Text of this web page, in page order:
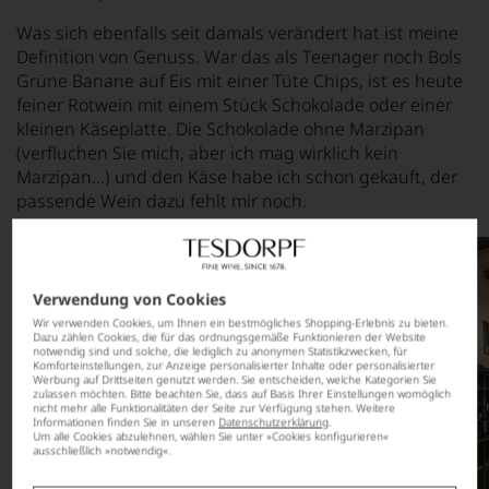
Verwendung von Cookies
Wir verwenden Cookies, um Ihnen ein bestmögliches Shopping-Erlebnis zu bieten.
Dazu zählen Cookies, die für das ordnungsgemäße Funktionieren der Website
notwendig sind und solche, die lediglich zu anonymen Statistikzwecken, für
Komforteinstellungen, zur Anzeige personalisierter Inhalte oder personalisierter
Werbung auf Drittseiten genutzt werden. Sie entscheiden, welche Kategorien Sie
zulassen möchten. Bitte beachten Sie, dass auf Basis Ihrer Einstellungen womöglich
nicht mehr alle Funktionalitäten der Seite zur Verfügung stehen. Weitere
Informationen finden Sie in unseren Datenschutzerklärung.
Um alle Cookies abzulehnen, wählen Sie unter »Cookies konfigurieren«
ausschließlich »notwendig«.
Was sich ebenfalls seit damals verändert hat ist meine
Definition von Genuss. War das als Teenager noch Bols
Grüne Banane auf Eis mit einer Tüte Chips, ist es heute
feiner Rotwein mit einem Stück Schokolade oder einer
kleinen Käseplatte. Die Schokolade ohne Marzipan
(verfluchen Sie mich, aber ich mag wirklich kein
Marzipan…) und den Käse habe ich schon gekauft, der
passende Wein dazu fehlt mir noch.